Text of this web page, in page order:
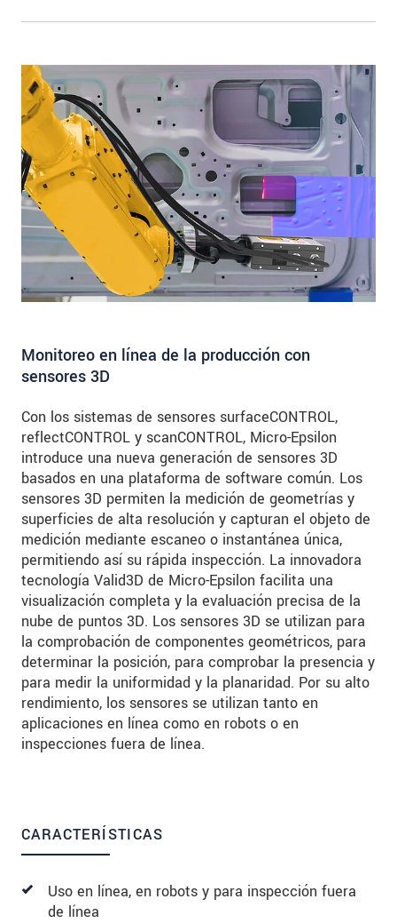
para pruebas precisas de bordes
Monitoreo en línea de la producción con
sensores 3D
Con los sistemas de sensores surfaceCONTROL,
reflectCONTROL y scanCONTROL, Micro-Epsilon
introduce una nueva generación de sensores 3D
basados en una plataforma de software común. Los
sensores 3D permiten la medición de geometrías y
superficies de alta resolución y capturan el objeto de
medición mediante escaneo o instantánea única,
permitiendo así su rápida inspección. La innovadora
tecnología Valid3D de Micro-Epsilon facilita una
visualización completa y la evaluación precisa de la
nube de puntos 3D. Los sensores 3D se utilizan para
la comprobación de componentes geométricos, para
determinar la posición, para comprobar la presencia y
para medir la uniformidad y la planaridad. Por su alto
rendimiento, los sensores se utilizan tanto en
aplicaciones en línea como en robots o en
inspecciones fuera de línea.
CARACTERÍSTICAS
Uso en línea, en robots y para inspección fuera
de línea